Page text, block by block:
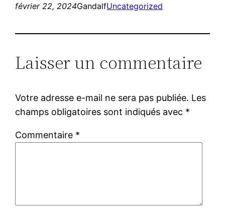
février 22, 2024GandalfUncategorized
Laisser un commentaire
Votre adresse e-mail ne sera pas publiée. Les
champs obligatoires sont indiqués avec *
Commentaire *